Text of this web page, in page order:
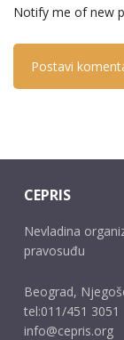
Notify me of new
CEPRIS
Nevladina
pravosuđu
Beograd,
tel:011/451 3051
info@cepris.org